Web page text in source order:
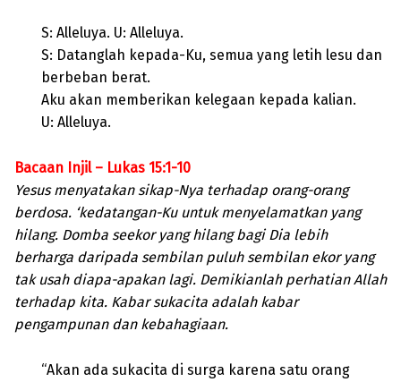
S: Alleluya. U: Alleluya.
S: Datanglah kepada-Ku, semua yang letih lesu dan
berbeban berat.
Aku akan memberikan kelegaan kepada kalian.
U: Alleluya.
Bacaan Injil – Lukas 15:1-10
Yesus menyatakan sikap-Nya terhadap orang-orang
berdosa. ‘kedatangan-Ku untuk menyelamatkan yang
hilang. Domba seekor yang hilang bagi Dia lebih
berharga daripada sembilan puluh sembilan ekor yang
tak usah diapa-apakan lagi. Demikianlah perhatian Allah
terhadap kita. Kabar sukacita adalah kabar
pengampunan dan kebahagiaan.
“Akan ada sukacita di surga karena satu orang